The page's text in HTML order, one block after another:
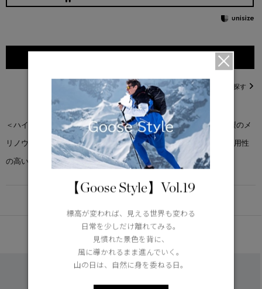
直営店在庫を探す
＜ハイブリッジ® ワイド キルト ニット ジャケット＞は、イタリア製のメ
リノウールとリサイクルナイロンポンジーを組み合わせ、軽量で汎用性
の高いスタイルを実現しています。
あなたへのおすすめ
【Goose Style】Vol.19
標高が変われば、見える世界も変わる
日常を少しだけ離れてみる。
見慣れた景色を背に、
風に導かれるまま進んでいく。
山の日は、自然に身を委ねる日。